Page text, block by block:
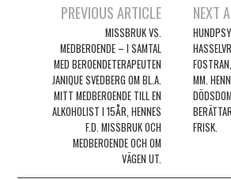
Post navigation
PREVIOUS ARTICLE
MISSBRUK VS.
MEDBEROENDE – I SAMTAL
MED BEROENDETERAPEUTEN
JANIQUE SVEDBERG OM BL.A.
MITT MEDBEROENDE TILL EN
ALKOHOLIST I 15ÅR, HENNES
F.D. MISSBRUK OCH
MEDBEROENDE OCH OM
VÄGEN UT.
NEXT
MM.
FRISK.